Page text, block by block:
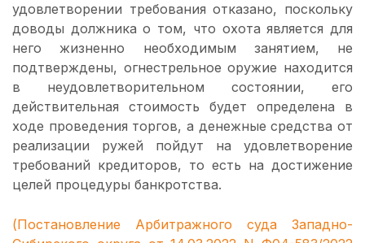
удовлетворении требования отказано, поскольку
доводы должника о том, что охота является для
него жизненно необходимым занятием, не
подтверждены, огнестрельное оружие находится
в неудовлетворительном состоянии, его
действительная стоимость будет определена в
ходе проведения торгов, а денежные средства от
реализации ружей пойдут на удовлетворение
требований кредиторов, то есть на достижение
целей процедуры банкротства.
(Постановление Арбитражного суда Западно-